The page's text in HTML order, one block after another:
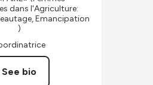
dans l'Agriculture:
Emancipation
)
See bio